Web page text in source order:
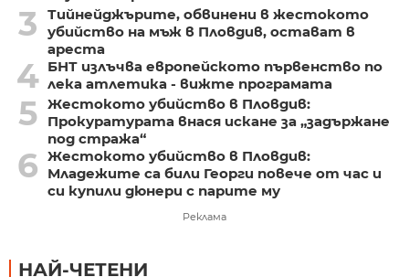
3
Тийнейджърите, обвинени в жестокото
убийство на мъж в Пловдив, остават в
ареста
4 БНТ излъчва европейското първенство по
лека атлетика - вижте програмата
5 Жестокото убийство в Пловдив:
Прокуратурата внася искане за „задържане
под стража“
6 Жестокото убийство в Пловдив:
Младежите са били Георги повече от час и
си купили дюнери с парите му
Реклама
НАЙ-ЧЕТЕНИ